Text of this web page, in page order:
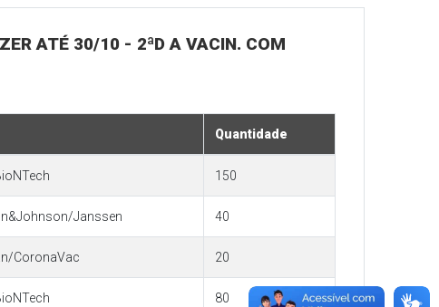
ATÉ 30/10 - 2ªD A VACIN. COM
Quantidade
150
Janssen 40
CoronaVac 20
80